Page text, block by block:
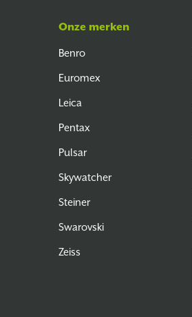
Onze merken
Benro
Euromex
Leica
Pentax
Pulsar
Skywatcher
Steiner
Swarovski
Zeiss